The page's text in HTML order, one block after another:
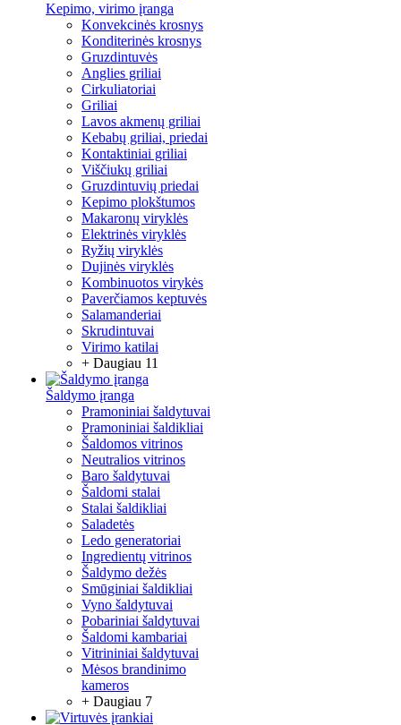
Kepimo, virimo įranga
Konvekcinės krosnys
Konditerinės krosnys
Gruzdintuvės
Anglies griliai
Cirkuliatoriai
Griliai
Lavos akmenų griliai
Kebabų griliai, priedai
Kontaktiniai griliai
Viščiukų griliai
Gruzdintuvių priedai
Kepimo plokštumos
Makaronų viryklės
Elektrinės viryklės
Ryžių viryklės
Dujinės viryklės
Kombinuotos virykės
Paverčiamos keptuvės
Salamanderiai
Skrudintuvai
Virimo katilai
+ Daugiau 11
Šaldymo įranga
Pramoniniai šaldytuvai
Pramoniniai šaldikliai
Šaldomos vitrinos
Neutralios vitrinos
Baro šaldytuvai
Šaldomi stalai
Stalai šaldikliai
Saladetės
Ledo generatoriai
Ingredientų vitrinos
Šaldymo dežės
Smūginiai šaldikliai
Vyno šaldytuvai
Pobariniai šaldytuvai
Šaldomi kambariai
Vitrininiai šaldytuvai
Mėsos brandinimo
kameros
+ Daugiau 7